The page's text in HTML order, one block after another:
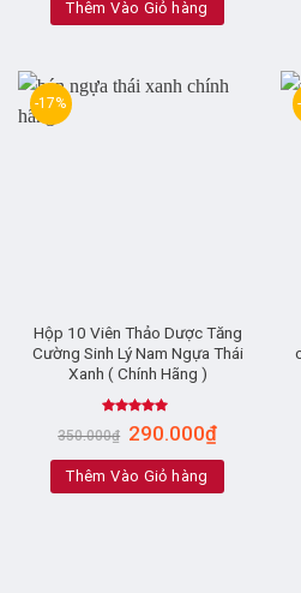
Thêm Vào Giỏ hàng
-17%
Hộp 10 Viên Thảo Dược Tăng
Cường Sinh Lý Nam Ngựa Thái
Xanh ( Chính Hãng )
Rated4.77
out of 5
350.000₫ 290.000₫
Thêm Vào Giỏ hàng